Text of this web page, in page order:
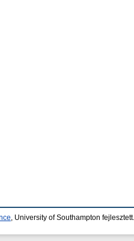
, University of Southampton fejlesztett.